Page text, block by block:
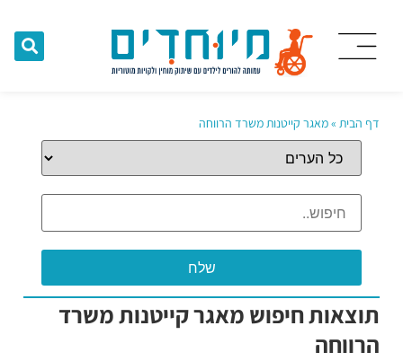
דף הבית »מאגר קייטנות משרד הרווחה
תוצאות חיפוש מאגר קייטנות משרד
הרווחה